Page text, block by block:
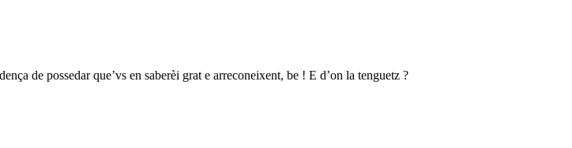
de possedar que’vs en saberèi grat e arreconeixent, be ! E d’on la tenguetz ?